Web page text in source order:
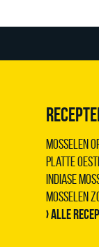
Mosselen
Platte
Indiase
Mosselen
› Alle